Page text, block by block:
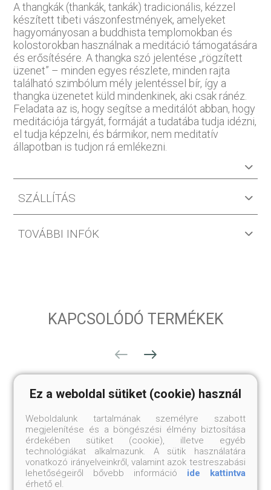
A thangkák (thankák, tankák) tradicionális, kézzel
készített tibeti vászonfestmények, amelyeket
hagyományosan a buddhista templomokban és
kolostorokban használnak a meditáció támogatására
és erősítésére. A thangka szó jelentése „rögzített
üzenet” – minden egyes részlete, minden rajta
található szimbólum mély jelentéssel bír, így a
thangka üzenetet küld mindenkinek, aki csak ránéz.
Feladata az is, hogy segítse a meditálót abban, hogy
meditációja tárgyát, formáját a tudatába tudja idézni,
el tudja képzelni, és bármikor, nem meditatív
állapotban is tudjon rá emlékezni.
SZÁLLÍTÁS
TOVÁBBI INFÓK
KAPCSOLÓDÓ TERMÉKEK
Ez a weboldal sütiket (cookie) használ
Weboldalunk tartalmának személyre szabott
megjelenítése és a böngészési élmény biztosítása
érdekében sütiket (cookie), illetve egyéb
technológiákat alkalmazunk. A sütik használatára
vonatkozó irányelveinkről, valamint azok testreszabási
lehetőségeiről bővebb információ ide kattintva
érhető el.